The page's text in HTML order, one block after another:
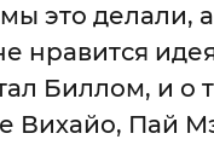
это делали,
нравится
Биллом, и о
Вихайо, Пай